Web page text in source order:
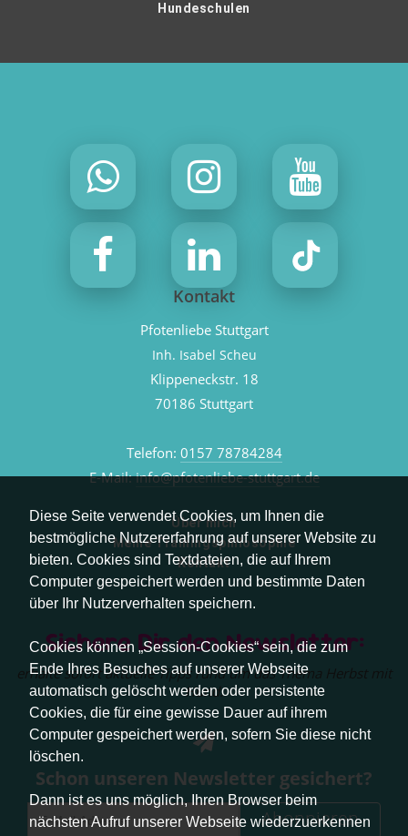
Diese Seite verwendet Cookies, um Ihnen die
bestmögliche Nutzererfahrung auf unserer Website zu
bieten. Cookies sind Textdateien, die auf Ihrem
Computer gespeichert werden und bestimmte Daten
über Ihr Nutzerverhalten speichern.
Cookies können „Session-Cookies“ sein, die zum
Ende Ihres Besuches auf unserer Webseite
automatisch gelöscht werden oder persistente
Cookies, die für eine gewisse Dauer auf ihrem
Computer gespeichert werden, sofern Sie diese nicht
löschen.
Dann ist es uns möglich, Ihren Browser beim
nächsten Aufruf unserer Webseite wiederzuerkennen
Hundeschulen
Kontakt
Pfotenliebe Stuttgart
Inh. Isabel Scheu
Klippeneckstr. 18
70186 Stuttgart
Telefon: 0157 78784284
E-Mail:info@pfotenliebe-stuttgart.de
Über mich
Meine Trainingsphilosophie
Kontakt
Sichere Dir den Newsletter:
erhalte sofort aktuelle Tipps rund um das Thema Herbst mit
Hund.
Schon unseren Newsletter gesichert?
Abonnieren